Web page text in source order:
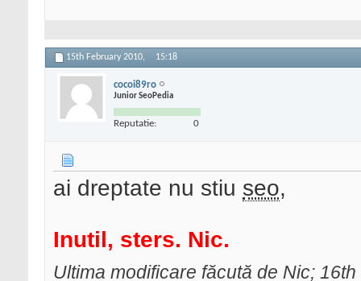
15th February 2010, 15:18
cocoi89ro
Junior SeoPedia
Reputatie: 0
ai dreptate nu stiu seo,
Inutil, sters. Nic.
Ultima modificare făcută de Nic;